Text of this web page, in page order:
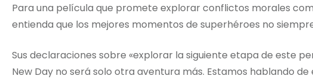
Para una película que promete explorar conflictos morales
entienda que los mejores momentos de superhéroes no
Sus declaraciones sobre «explorar la siguiente etapa de este
New Day no será solo otra aventura más. Estamos hablando